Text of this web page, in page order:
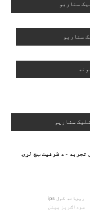
سناریو
سناریو
سناریو
تجربه - د ظرفیت ټچ لړۍ
ips روښانه کول
سوداګریز پینل